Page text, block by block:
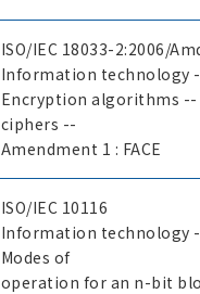
ISO/IEC 18033-2:2006/
Information technology
Encryption algorithms --
ciphers --
Amendment 1 : FACE
ISO/IEC 10116
Information technology
Modes of
operation for an n-bit